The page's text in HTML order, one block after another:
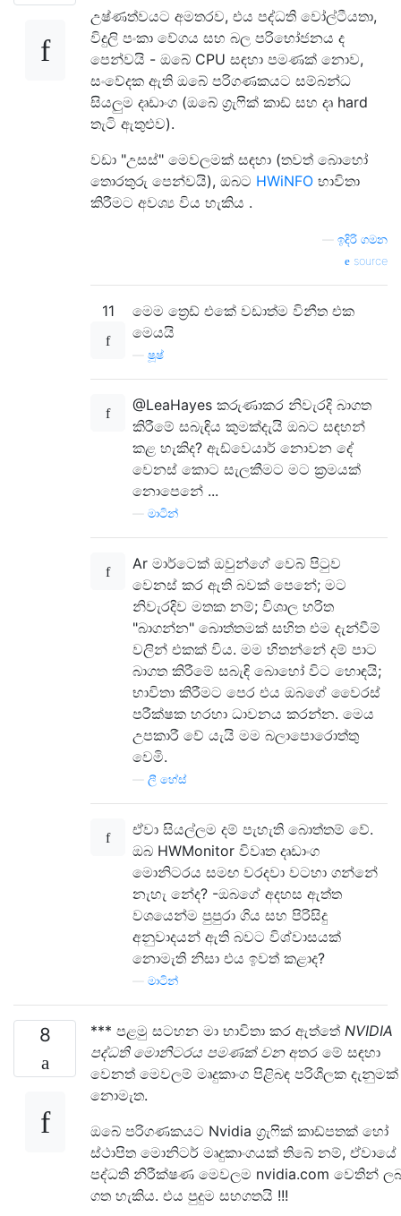
උෂ්ණත්වයට අමතරව, එය පද්ධති වෝල්ටීයතා,
විදුලි පංකා වේගය සහ බල පරිභෝජනය ද
පෙන්වයි - ඔබේ CPU සඳහා පමණක් නොව,
සංවේදක ඇති ඔබේ පරිගණකයට සම්බන්ධ
සියලුම දෘඩාංග (ඔබේ ග්‍රැෆික් කාඩ් සහ දෘ hard
තැටි ඇතුළුව).
වඩා "උසස්" මෙවලමක් සඳහා (තවත් බොහෝ
තොරතුරු පෙන්වයි), ඔබට HWiNFO භාවිතා
කිරීමට අවශ්‍ය විය හැකිය .
ඉදිරි ගමන
source
11
මෙම ත්‍රෙඩ් එකේ වඩාත්ම විනීත එක
මෙයයි
ෂූෂ්
@LeaHayes කරුණාකර නිවැරදි බාගත
කිරීමේ සබැඳිය කුමක්දැයි ඔබට සඳහන්
කළ හැකිද? ඇඩ්වෙයාර් නොවන දේ
වෙනස් කොට සැලකීමට මට ක්‍රමයක්
නොපෙනේ ...
මාටින්
Ar මාර්ටෙක් ඔවුන්ගේ වෙබ් පිටුව
වෙනස් කර ඇති බවක් පෙනේ; මට
නිවැරදිව මතක නම්; විශාල හරිත
"බාගන්න" බොත්තමක් සහිත එම දැන්වීම්
වලින් එකක් විය. මම හිතන්නේ දම් පාට
බාගත කිරීමේ සබැඳි බොහෝ විට හොඳයි;
භාවිතා කිරීමට පෙර එය ඔබගේ වෛරස්
පරීක්ෂක හරහා ධාවනය කරන්න. මෙය
උපකාරී වේ යැයි මම බලාපොරොත්තු
වෙමි.
ලී හේස්
ඒවා සියල්ලම දම් පැහැති බොත්තම් වේ.
ඔබ HWMonitor විවෘත දෘඩාංග
මොනිටරය සමඟ වරදවා වටහා ගන්නේ
නැහැ නේද? -ඔබගේ අදහස ඇත්ත
වශයෙන්ම පුපුරා ගිය සහ පිරිසිදු
අනුවාදයන් ඇති බවට විශ්වාසයක්
නොමැති නිසා එය ඉවත් කළාද?
මාටින්
8 *** පළමු සටහන මා භාවිතා කර ඇත්තේ NVIDIA
පද්ධති මොනිටරය පමණක් වනඅතර මේ සඳහා
වෙනත් මෙවලම් මෘදුකාංග පිළිබඳ පරිශීලක දැනුමක්
නොමැත.
ඔබේ පරිගණකයට Nvidia ග්‍රැෆික් කාඩ්පතක් හෝ
ස්ථාපිත මොනිටර් මෘදුකාංගයක් තිබේ නම්, ඒවායේ
පද්ධති නිරීක්ෂණ මෙවලම nvidia.com වෙතින්
ගත හැකිය. එය පුදුම සහගතයි !!!